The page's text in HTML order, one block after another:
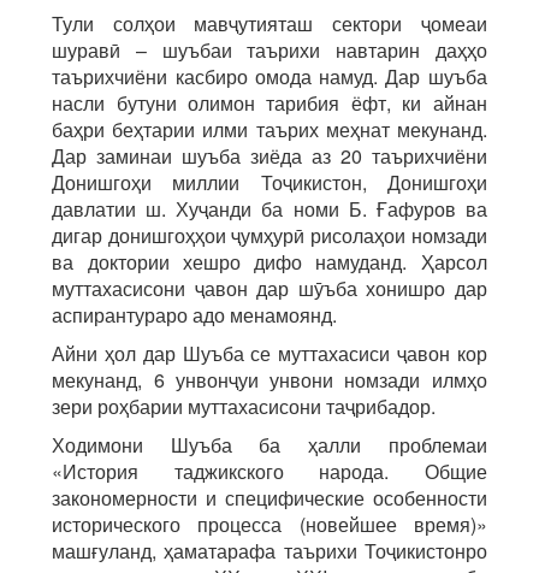
Тули солҳои мавҷутияташ сектори ҷомеаи
шуравӣ – шуъбаи таърихи навтарин даҳҳо
таърихчиёни касбиро омода намуд. Дар шуъба
насли бутуни олимон тарибия ёфт, ки айнан
баҳри беҳтарии илми таърих меҳнат мекунанд.
Дар заминаи шуъба зиёда аз 20 таърихчиёни
Донишгоҳи миллии Тоҷикистон, Донишгоҳи
давлатии ш. Хуҷанди ба номи Б. Ғафуров ва
дигар донишгоҳҳои ҷумҳурӣ рисолаҳои номзади
ва доктории хешро дифо намуданд. Ҳарсол
муттахасисони ҷавон дар шӯъба хонишро дар
аспирантураро адо менамоянд.
Айни ҳол дар Шуъба се муттахасиси ҷавон кор
мекунанд, 6 унвонҷуи унвони номзади илмҳо
зери роҳбарии муттахасисони таҷрибадор.
Ходимони Шуъба ба ҳалли проблемаи
«История таджикского народа. Общие
закономерности и специфические особенности
исторического процесса (новейшее время)»
машғуланд, ҳаматарафа таърихи Тоҷикистонро